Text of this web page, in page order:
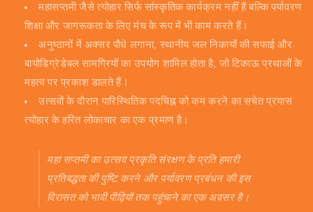
महासप्तमी जैसे त्योहार सिर्फ सांस्कृतिक कार्यक्रम नहीं हैं बल्कि पर्यावरण
शिक्षा और जागरूकता के लिए मंच के रूप में भी काम करते हैं।
अनुष्ठानों में अक्सर पौधे लगाना, स्थानीय जल निकायों की सफाई और
बायोडिग्रेडेबल सामग्रियों का उपयोग शामिल होता है, जो टिकाऊ प्रथाओं के
महत्व पर प्रकाश डालते हैं।
उत्सवों के दौरान पारिस्थितिक पदचिह्न को कम करने का सचेत प्रयास
त्योहार के हरित लोकाचार का एक प्रमाण है।
महा सप्तमी का उत्सव प्रकृति संरक्षण के प्रति हमारी
प्रतिबद्धता की पुष्टि करने और पर्यावरण प्रबंधन की इस
विरासत को भावी पीढ़ियों तक पहुंचाने का एक अवसर है।